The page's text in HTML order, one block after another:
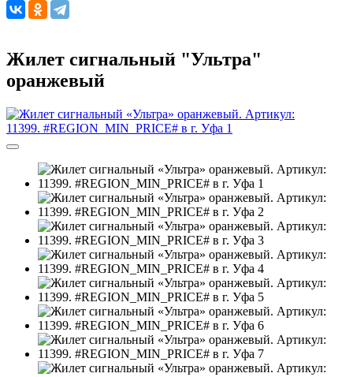
Жилет сигнальный "Ультра"
оранжевый